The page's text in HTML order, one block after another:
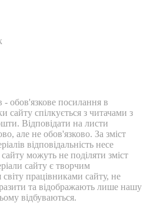
- обов'язкове посилання в
сайту спілкується з читачами з
Відповідати на листи
але не обов'язково. За зміст
відповідальність несе
можуть не поділяти зміст
сайту є творчим
працівниками сайту, не
та відображають лише нашу
відбуваються.